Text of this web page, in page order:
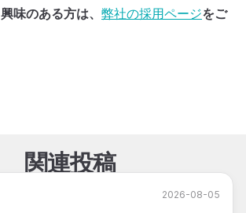
興味のある方は、 弊社の採用ページをご
関連投稿
2026-08-05